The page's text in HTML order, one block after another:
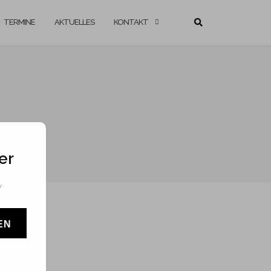
TERMINE AKTUELLES KONTAKT